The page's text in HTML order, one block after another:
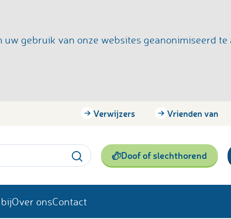
gebruik van onze websites geanonimiseerd
Verwijzers Vrienden van
Doof of slechthorend
Over onsContact